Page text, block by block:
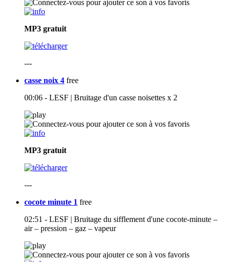
MP3 gratuit
---
casse noix 4 free
00:06 - LESF | Bruitage d'un casse noisettes x 2
MP3 gratuit
---
cocote minute 1 free
02:51 - LESF | Bruitage du sifflement d'une cocote-minute –
air – pression – gaz – vapeur